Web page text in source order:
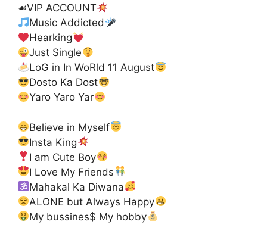
☙VIP ACCOUNT
Music Addicted
Hearking
Just Single
LoG in In WoRld 11 August
Dosto Ka Dost
Yaro Yaro Yar
Believe in Myself
Insta King
I am Cute Boy
I Love My Friends
Mahakal Ka Diwana
ALONE but Always Happy
My bussines$ My hobby